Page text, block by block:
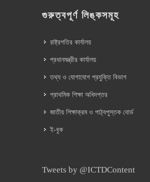
গুরুত্বপূর্ণ লিঙ্কসমূহ
রাষ্ট্রপতির কার্যালয়
প্রধানমন্ত্রীর কার্যালয়
তথ্য ও যোগাযোগ প্রযুক্তি বিভাগ
প্রাথমিক শিক্ষা অধিদপ্তর
জাতীয় শিক্ষাক্রম ও পাঠ্যপুস্তক বোর্ড
ই-বুক
Tweets by @ICTDContent